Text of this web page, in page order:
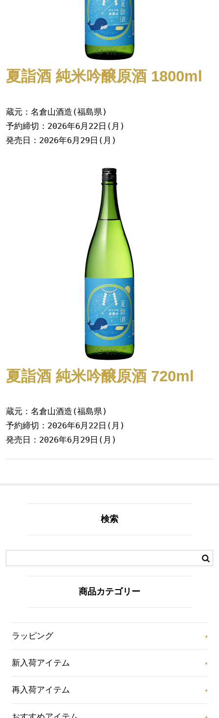
夏詣酒 純米吟醸原酒 1800ml
蔵元：名倉山酒造(福島県)
予約締切：2026年6月22日(月)
発売日：2026年6月29日(月)
夏詣酒 純米吟醸原酒 720ml
蔵元：名倉山酒造(福島県)
予約締切：2026年6月22日(月)
発売日：2026年6月29日(月)
検索
商品カテゴリー
ラッピング
新入荷アイテム
再入荷アイテム